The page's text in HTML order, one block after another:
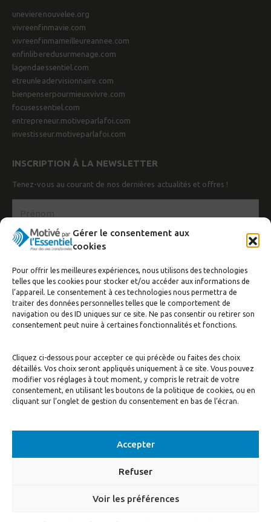
Gérer le consentement aux
cookies
Pour offrir les meilleures expériences, nous utilisons des technologies
telles que les cookies pour stocker et/ou accéder aux informations de
l’appareil. Le consentement à ces technologies nous permettra de
traiter des données personnelles telles que le comportement de
navigation ou des ID uniques sur ce site. Ne pas consentir ou retirer son
consentement peut nuire à certaines fonctionnalités et fonctions.
Cliquez ci-dessous pour accepter ce qui précède ou faites des choix
détaillés. Vos choix seront appliqués uniquement à ce site. Vous pouvez
modifier vos réglages à tout moment, y compris le retrait de votre
consentement, en utilisant les boutons de la politique de cookies, ou en
cliquant sur l’onglet de gestion du consentement en bas de l’écran.
Accepter
Refuser
Voir les préférences
unevierenouvelee.org
vivreenfinmavie.com
vivreenfinmameilleureannee.com
enfinliberedusurmenage.com
lagendaessentiel.com
etreunleadervisionnaire.com
bienpenserpourmieuxvivre.com
focusessentiel.com
entrepreneur.motiveparlafoi.com
investisseur.motiveparlafoi.com
INSCRIPTION À LA NEWSLETTER
Tenez-vous au courant de nos dernières actualités et offres !
J’accepte de recevoir la newsletter